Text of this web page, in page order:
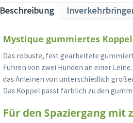
Beschreibung
Mystique gummiertes
Das robuste, fest gearbeitete
Führen von zwei Hunden an einer
das Anleinen von unterschiedlich
Das Koppel passt farblich zu den
Für den Spaziergang mit